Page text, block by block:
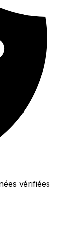
vérifiées